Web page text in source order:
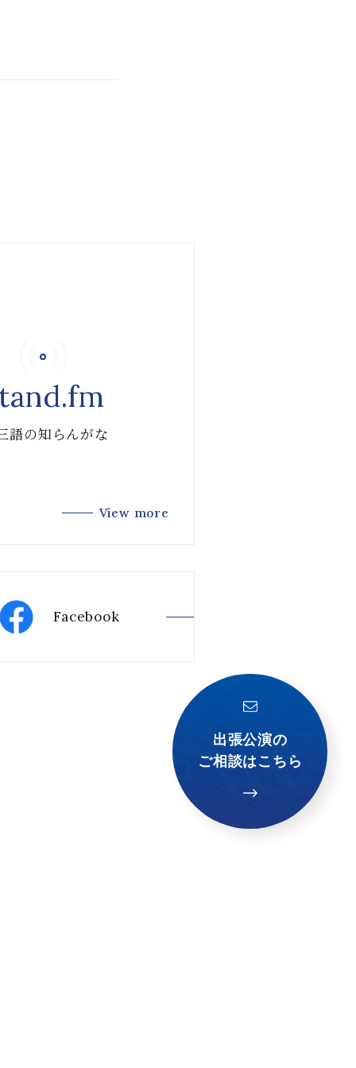
語の知らんがな
View more
Facebook
出張公演の
ご相談はこちら